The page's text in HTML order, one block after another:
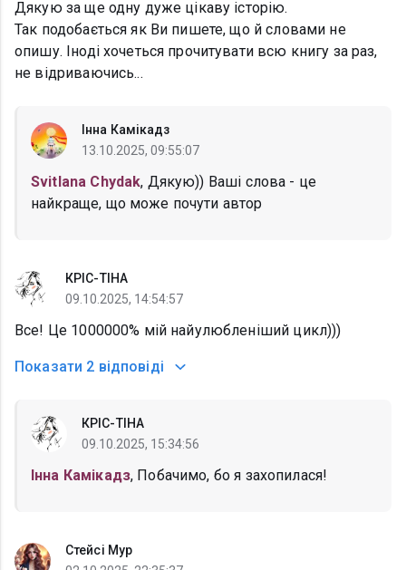
Дякую за ще одну дуже цікаву історію.
Так подобається як Ви пишете, що й словами не
опишу. Іноді хочеться прочитувати всю книгу за раз,
не відриваючись...
Інна Камікадз
13.10.2025, 09:55:07
Svitlana Chydak, Дякую)) Ваші слова - це
найкраще, що може почути автор
КРІС-ТІНА
09.10.2025, 14:54:57
Все! Це 1000000% мій найулюбленіший цикл)))
Показати 2 відповіді
КРІС-ТІНА
09.10.2025, 15:34:56
Інна Камікадз, Побачимо, бо я захопилася!
Стейсі Мур